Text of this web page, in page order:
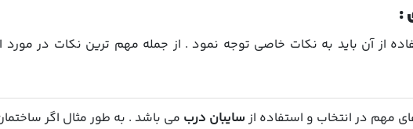
:
از آن باید به نکات خاصی توجه نمود . از جمله مهم ترین نکات در مورد
مهم در انتخاب و استفاده از سایبان درب می باشد . به طور مثال اگر